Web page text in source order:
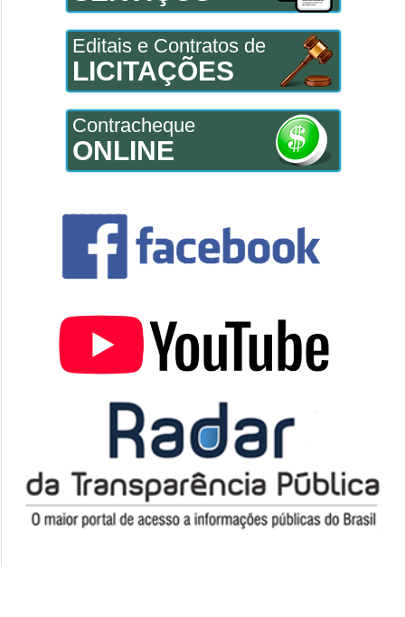
Editais e Contratos de
LICITAÇÕES
Contracheque
ONLINE